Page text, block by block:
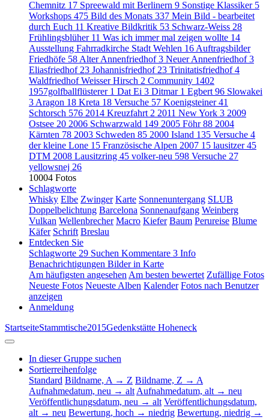
Chemnitz 17 Spreewald mit Berlinern 9 Sonstige Klassiker 5
Workshops 475 Bild des Monats 337 Mein Bild - bearbeitet
durch Euch 11 Kreative Bildkritik 53 Schwarz-Weiss 28
Frühlingsblüher 11 Was ich immer mal zeigen wollte 14
Ausstellung Fahrradkirche Stadt Wehlen 16 Auftragsbilder
Friedhöfe 58 Alter Annenfriedhof3 Neuer Annenfriedhof3
Eliasfriedhof 23 Johannisfriedhof 23 Trinitatisfriedhof4
Waldfriedhof Weisser Hirsch 2 Community 1402
1957golfballflüsterer 1 Dat Ei 3 Ditmar 1 Egbert 96 Slowakei
3 Aragon 18 Kreta 18 Versuche 57 Koenigsteiner41
Schtorsch 576 2014 Kreuzfahrt 2 2011 New York 3 2009
Ostsee 20 2006 Schwarzwald 149 2005 Föhr88 2004
Kärnten 78 2003 Schweden 85 2000 Island 135 Versuche 4
der kleine Lone 15 Französische Alpen 2007 15 lausitzer45
DTM 2008 Lausitzring 45 volker-neu 598 Versuche 27
yellowsnej 26
10004 Fotos
Schlagworte
Whisky Elbe Zwinger Karte Sonnenuntergang SLUB
Doppelbelichtung Barcelona Sonnenaufgang Weinberg
Vulkan Wellenbrecher Macro Kiefer Baum Perureise Blume
Käfer Schrift Breslau
Entdecken Sie
Schlagworte 29 Suchen Kommentare 3 Info
Benachrichtigungen Bilder in Karte
Am häufigsten angesehen Am besten bewertet Zufällige Fotos
Neueste Fotos Neueste Alben Kalender Fotos nach Benutzer
anzeigen
Anmeldung
StartseiteStammtische2015Gedenkstätte Hoheneck
In dieser Gruppe suchen
Sortierreihenfolge
Standard Bildname, A → Z Bildname, Z → A
Aufnahmedatum, neu → alt Aufnahmedatum, alt → neu
Veröffentlichungsdatum, neu → alt Veröffentlichungsdatum,
alt → neu Bewertung, hoch → niedrig Bewertung, niedrig →